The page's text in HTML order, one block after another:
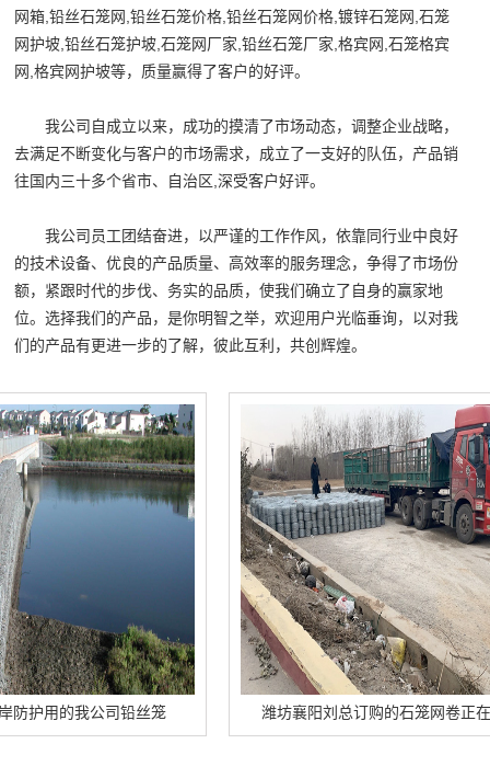
网箱,铅丝石笼网,铅丝石笼价格,铅丝石笼网价格,镀锌石笼网,石笼
网护坡,铅丝石笼护坡,石笼网厂家,铅丝石笼厂家,格宾网,石笼格宾
网,格宾网护坡等，质量赢得了客户的好评。
我公司自成立以来，成功的摸清了市场动态，调整企业战略，
去满足不断变化与客户的市场需求，成立了一支好的队伍，产品销
往国内三十多个省市、自治区,深受客户好评。
我公司员工团结奋进，以严谨的工作作风，依靠同行业中良好
的技术设备、优良的产品质量、高效率的服务理念，争得了市场份
额，紧跟时代的步伐、务实的品质，使我们确立了自身的赢家地
位。选择我们的产品，是你明智之举，欢迎用户光临垂询，以对我
们的产品有更进一步的了解，彼此互利，共创辉煌。
的我公司铅丝笼 潍坊襄阳刘总订购的石笼网卷正在卸车